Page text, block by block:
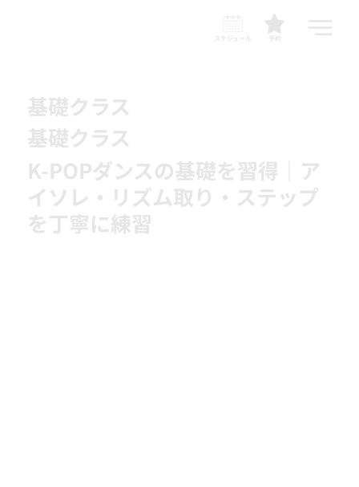
予約
スケジュール
基礎クラス
基礎クラス
K-POPダンスの基礎を習得｜ア
イソレ・リズム取り・ステップ
を丁寧に練習